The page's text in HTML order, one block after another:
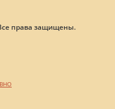
права защищены.